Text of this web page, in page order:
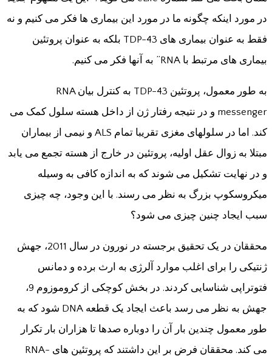
در مورد اینکه چگونه ما در مورد این بیماری ها فکر می کنیم و نه
فقط به عنوان بیماری های TDP-43 بلکه به عنوان پروتئین
بیماری های مرتبط با RNA” به آنها فکر می کنیم.
به طور معمول، پروتئین TDP-43 به کنترل بیان RNA
messenger و در نتیجه رفتار ژن از داخل هسته سلول کمک می
کند. اما در سلولهای مغزی تقریبا تمام ALS و نیمی از بیماران
مبتلا به زوال عقل اولیه، پروتئین در خارج از هسته تجمع می یابد
و در نهایت تشکیل می شوند که به اندازه کافی به وسیله
میکروسکوپ بزرگ به نظر می رسند. با این وجود، چه چیزی
سبب ایجاد چنین چیزی می شود؟
محققان در یک تحقیق برجسته در نورون در سال 2011، جهش
ژنتیکی را برای اغلب موارد آلرژی به ارث برده و دمانس
فتوتراپی شناسایی کردند. در بخش کوچکی از کروموزوم 9،
جهش به نظر می رسد باعث ایجاد یک قطعه DNA شود که به
طور معمول چندین بار آن را دوباره صدها تا هزاران بار تکرار
می کند. محققان فرض بر این داشتند که پروتئین های RNA-